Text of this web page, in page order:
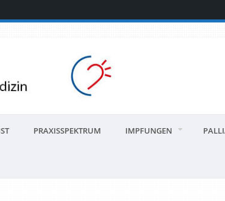
PRAXISSPEKTRUM IMPFUNGEN